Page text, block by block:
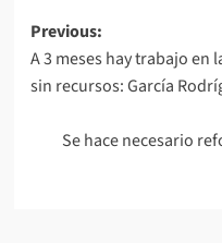
Post
navigation
Previous:
A 3 meses hay trabajo
sin recursos: García
Se hace necesario